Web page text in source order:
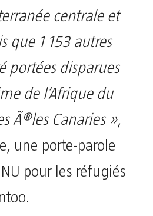
centrale et
que 1 153 autres
portées disparues
de l’Afrique du
Ã®les Canaries »,
une porte-parole
pour les réfugiés